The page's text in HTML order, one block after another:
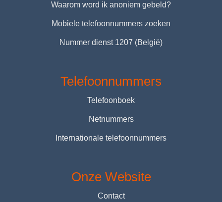
Waarom word ik anoniem gebeld?
Mobiele telefoonnummers zoeken
Nummer dienst 1207 (België)
Telefoonnummers
Telefoonboek
Netnummers
Internationale telefoonnummers
Onze Website
Contact